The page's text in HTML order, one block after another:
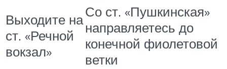
Выходите на
ст. «Речной
вокзал»
Со ст. «Пушкинская»
направляетесь до
конечной фиолетовой
ветки